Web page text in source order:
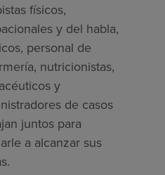
físicos,
y del habla,
personal de
nutricionistas,
y
de casos
juntos para
a alcanzar sus